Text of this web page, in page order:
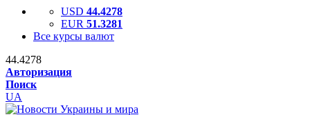
USD 44.4278
EUR 51.3281
Все курсы валют
44.4278
Авторизация
Поиск
UA